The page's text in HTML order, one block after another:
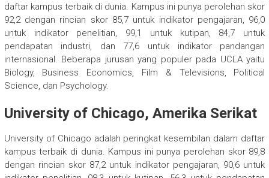
daftar kampus terbaik di dunia. Kampus ini punya perolehan skor
92,2 dengan rincian skor 85,7 untuk indikator pengajaran, 96,0
untuk indikator penelitian, 99,1 untuk kutipan, 84,7 untuk
pendapatan industri, dan 77,6 untuk indikator pandangan
internasional. Beberapa jurusan yang populer pada UCLA yaitu
Biology, Business Economics, Film & Televisions, Political
Science, dan Psychology.
University of Chicago, Amerika Serikat
University of Chicago adalah peringkat kesembilan dalam daftar
kampus terbaik di dunia. Kampus ini punya perolehan skor 89,8
dengan rincian skor 87,2 untuk indikator pengajaran, 90,6 untuk